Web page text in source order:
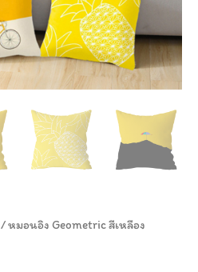
/ หมอนอิง Geometric สีเหลือง